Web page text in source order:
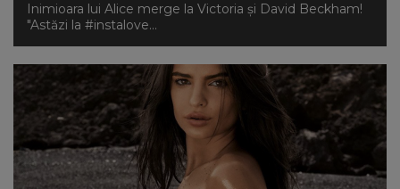
Inimioara lui Alice merge la Victoria şi David Beckham!
"Astăzi la #instalove...